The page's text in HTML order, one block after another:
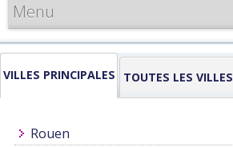
Menu
CARTE DE FRANCE
INFORMATIONS
VILLES PRINCIPALES TOUTES LES VILLES
Rouen